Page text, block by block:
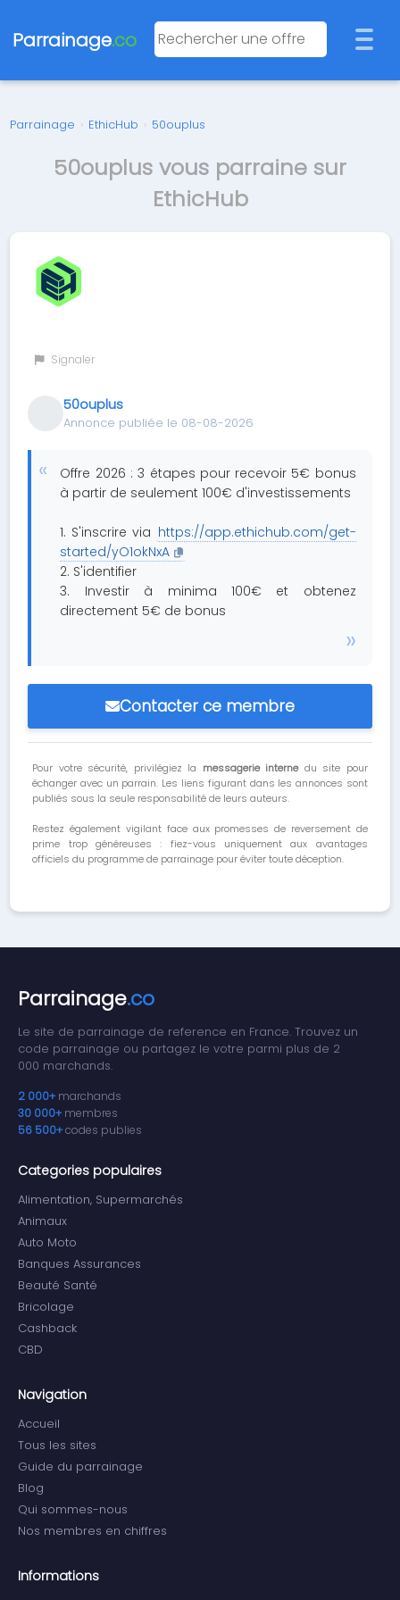
Parrainage.co
Parrainage › EthicHub › 50ouplus
50ouplus vous parraine sur
EthicHub
Signaler
50ouplus
Annonce publiée le 08-08-2026
Offre 2026 : 3 étapes pour recevoir 5€ bonus
à partir de seulement 100€ d'investissements
1. S'inscrire via https://app.ethichub.com/get-
started/yO1okNxA
2. S'identifier
3. Investir à minima 100€ et obtenez
directement 5€ de bonus
Contacter ce membre
Pour votre sécurité, privilégiez la messagerie internedu site pour
échanger avec un parrain. Les liens figurant dans les annonces sont
publiés sous la seule responsabilité de leurs auteurs.
Restez également vigilant face aux promesses de reversement de
prime trop généreuses : fiez-vous uniquement aux avantages
officiels du programme de parrainage pour éviter toute déception.
Parrainage.co
Le site de parrainage de reference en France. Trouvez un
code parrainage ou partagez le votre parmi plus de 2
000 marchands.
2 000+ marchands
30 000+ membres
56 500+codes publies
Categories populaires
Alimentation, Supermarchés
Animaux
Auto Moto
Banques Assurances
Beauté Santé
Bricolage
Cashback
CBD
Navigation
Accueil
Tous les sites
Guide du parrainage
Blog
Qui sommes-nous
Nos membres en chiffres
Informations